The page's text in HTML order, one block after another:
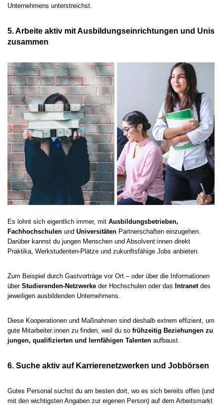
Unternehmens unterstreichst.
5. Arbeite aktiv mit Ausbildungseinrichtungen und Unis
zusammen
Es lohnt sich eigentlich immer, mit Ausbildungsbetrieben,
Fachhochschulen und Universitäten Partnerschaften einzugehen.
Darüber kannst du jungen Menschen und Absolvent:innen direkt
Praktika, Werkstudenten-Plätze und zukunftsfähige Jobs anbieten.
Zum Beispiel durch Gastvorträge vor Ort – oder über die Informationen
über Studierenden-Netzwerke der Hochschulen oder das Intranetdes
jeweiligen ausbildenden Unternehmens.
Diese Kooperationen und Maßnahmen sind deshalb extrem effizient, um
gute Mitarbeiter:innen zu finden, weil du so frühzeitig Beziehungen zu
jungen, qualifizierten und lernfähigen Talenten aufbaust.
6. Suche aktiv auf Karrierenetzwerken und Jobbörsen
Gutes Personal suchst du am besten dort, wo es sich bereits offen (und
mit den wichtigsten Angaben zur eigenen Person) auf dem Arbeitsmarkt